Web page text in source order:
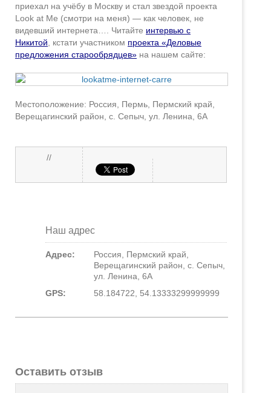
приехал на учёбу в Москву и стал звездой проекта
Look at Me (смотри на меня) — как человек, не
видевший интернета…. Читайте интервью с
Никитой , кстати участником проекта «Деловые
предложения старообрядцев» на нашем сайте:
Местоположение: Россия, Пермь, Пермский край,
Верещагинский район, с. Сепыч, ул. Ленина, 6А
//
Наш адрес
Адрес:
Россия, Пермский край,
Верещагинский район, с. Сепыч,
ул. Ленина, 6А
GPS:
58.184722, 54.13333299999999
Оставить отзыв